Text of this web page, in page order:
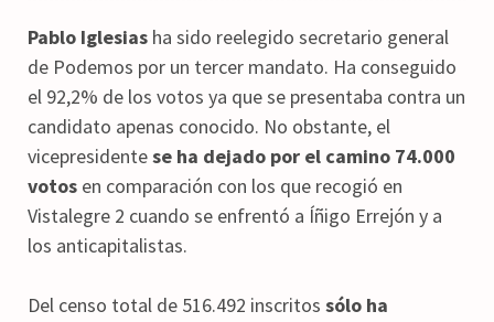
Pablo Iglesias ha sido reelegido secretario general
de Podemos por un tercer mandato. Ha conseguido
el 92,2% de los votos ya que se presentaba contra un
candidato apenas conocido. No obstante, el
vicepresidentese ha dejado por el camino 74.000
votos en comparación con los que recogió en
Vistalegre 2 cuando se enfrentó a Íñigo Errejón y a
los anticapitalistas.
Del censo total de 516.492 inscritos sólo ha